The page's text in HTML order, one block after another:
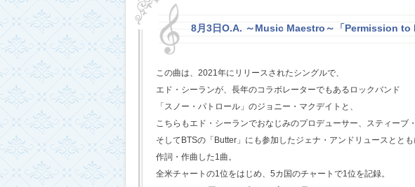
8月3日O.A. ～Music Maestro～「Permission to
この曲は、2021年にリリースされたシングルで、
エド・シーランが、長年のコラボレーターでもあるロックバンド
「スノー・パトロール」のジョニー・マクデイトと、
こちらもエド・シーランでおなじみのプロデューサー、スティーブ・
そしてBTSの「Butter」にも参加したジェナ・アンドリュースととも
作詞・作曲した1曲。
全米チャートの1位をはじめ、5カ国のチャートで1位を記録。